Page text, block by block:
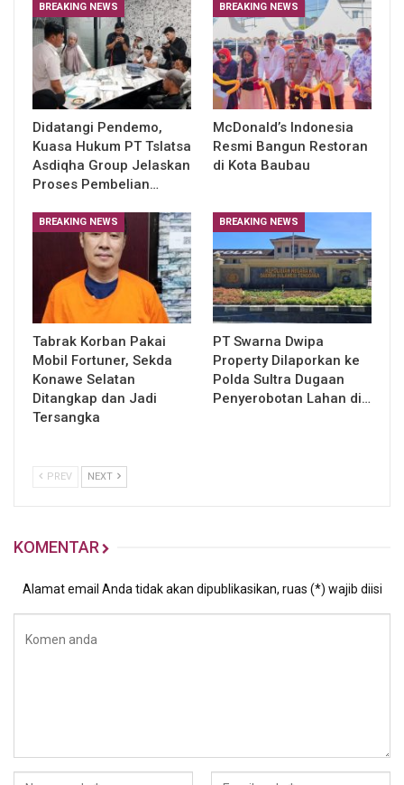
BREAKING NEWS
Didatangi Pendemo,
Kuasa Hukum PT Tslatsa
Asdiqha Group Jelaskan
Proses Pembelian…
BREAKING NEWS
McDonald’s Indonesia
Resmi Bangun Restoran
di Kota Baubau
BREAKING NEWS
Tabrak Korban Pakai
Mobil Fortuner, Sekda
Konawe Selatan
Ditangkap dan Jadi
Tersangka
BREAKING NEWS
PT Swarna Dwipa
Property Dilaporkan ke
Polda Sultra Dugaan
Penyerobotan Lahan di…
PREV NEXT
KOMENTAR
Alamat email Anda tidak akan dipublikasikan, ruas (*) wajib diisi